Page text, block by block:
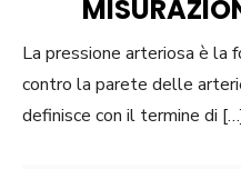
La pressione arteriosa è la
contro la parete delle
definisce con il termine di